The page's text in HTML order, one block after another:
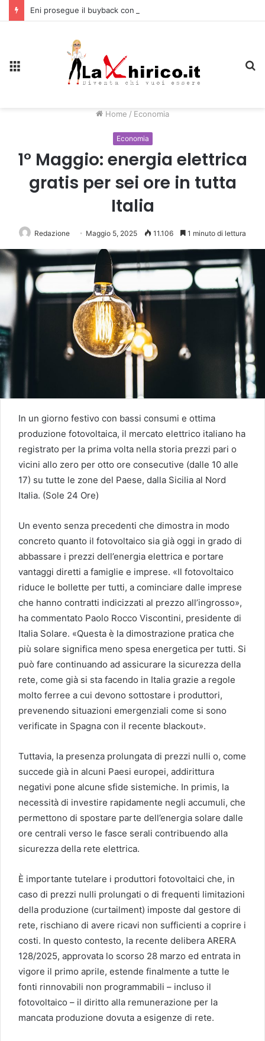
Home / Economia
Economia
1° Maggio: energia elettrica
gratis per sei ore in tutta
Italia
Redazione Maggio 5, 2025 11.106 1 minuto di lettura
In un giorno festivo con bassi consumi e ottima
produzione fotovoltaica, il mercato elettrico italiano ha
registrato per la prima volta nella storia prezzi pari o
vicini allo zero per otto ore consecutive (dalle 10 alle
17) su tutte le zone del Paese, dalla Sicilia al Nord
Italia. (Sole 24 Ore)
Un evento senza precedenti che dimostra in modo
concreto quanto il fotovoltaico sia già oggi in grado di
abbassare i prezzi dell’energia elettrica e portare
vantaggi diretti a famiglie e imprese. «Il fotovoltaico
riduce le bollette per tutti, a cominciare dalle imprese
che hanno contratti indicizzati al prezzo all’ingrosso»,
ha commentato Paolo Rocco Viscontini, presidente di
Italia Solare. «Questa è la dimostrazione pratica che
più solare significa meno spesa energetica per tutti. Si
può fare continuando ad assicurare la sicurezza della
rete, come già si sta facendo in Italia grazie a regole
molto ferree a cui devono sottostare i produttori,
prevenendo situazioni emergenziali come si sono
verificate in Spagna con il recente blackout».
Tuttavia, la presenza prolungata di prezzi nulli o, come
succede già in alcuni Paesi europei, addirittura
negativi pone alcune sfide sistemiche. In primis, la
necessità di investire rapidamente negli accumuli, che
permettono di spostare parte dell’energia solare dalle
ore centrali verso le fasce serali contribuendo alla
sicurezza della rete elettrica.
È importante tutelare i produttori fotovoltaici che, in
caso di prezzi nulli prolungati o di frequenti limitazioni
della produzione (curtailment) imposte dal gestore di
rete, rischiano di avere ricavi non sufficienti a coprire i
costi. In questo contesto, la recente delibera ARERA
128/2025, approvata lo scorso 28 marzo ed entrata in
vigore il primo aprile, estende finalmente a tutte le
fonti rinnovabili non programmabili – incluso il
fotovoltaico – il diritto alla remunerazione per la
mancata produzione dovuta a esigenze di rete.